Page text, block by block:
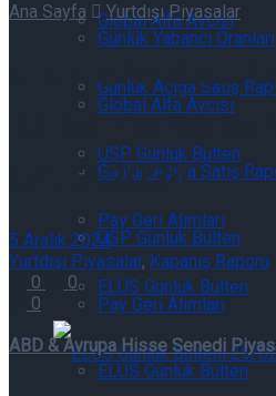
Global Alfa Avcısı
Günlük Açığa Satış
USP Günlük Bülten
Pay Geri Alımları
ELÜS Günlük Bülten
Günlük Yabancı Oranları
Global Alfa Avcısı
Günlük Açığa Satış
USP Günlük Bülten
Pay Geri Alımları
ELÜS Günlük Bülten
Ana Sayfa Yurtdışı Piyasalar
Uluslararası
Kapanış
04.12.2024
5 Aralık 2024
Yurtdışı Piyasalar, Kapanış Raporu
0
0
0
ABD & Avrupa Hisse Senedi